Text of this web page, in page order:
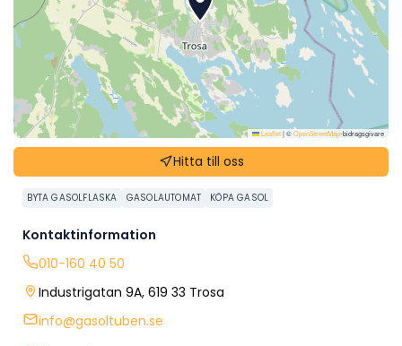
Leaflet |©OpenStreetMap-bidragsgivare
Hitta till oss
BYTA GASOLFLASKA GASOLAUTOMAT KÖPA GASOL
Kontaktinformation
010-160 40 50
Industrigatan 9A, 619 33 Trosa
info@gasoltuben.se